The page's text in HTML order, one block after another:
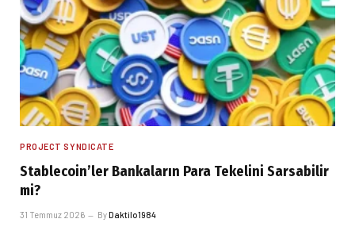
PROJECT SYNDICATE
Stablecoin’ler Bankaların Para Tekelini Sarsabilir
mi?
31 Temmuz 2026 ByDaktilo1984